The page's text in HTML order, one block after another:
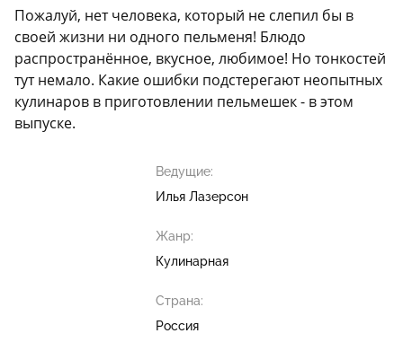
Пожалуй, нет человека, который не слепил бы в
своей жизни ни одного пельменя! Блюдо
распространённое, вкусное, любимое! Но тонкостей
тут немало. Какие ошибки подстерегают неопытных
кулинаров в приготовлении пельмешек - в этом
выпуске.
Ведущие:
Илья Лазерсон
Жанр:
Кулинарная
Страна:
Россия